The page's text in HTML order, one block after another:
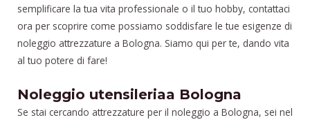
semplificare la tua vita professionale o il tuo hobby, contattaci
ora per scoprire come possiamo soddisfare le tue esigenze di
noleggio attrezzature a Bologna. Siamo qui per te, dando vita
al tuo potere di fare!
Noleggio utensileriaa Bologna
Se stai cercando attrezzature per il noleggio a Bologna, sei nel